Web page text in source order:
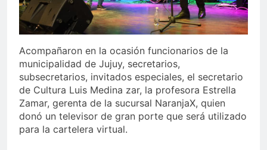
Acompañaron en la ocasión funcionarios de la
municipalidad de Jujuy, secretarios,
subsecretarios, invitados especiales, el secretario
de Cultura Luis Medina zar, la profesora Estrella
Zamar, gerenta de la sucursal NaranjaX, quien
donó un televisor de gran porte que será utilizado
para la cartelera virtual.